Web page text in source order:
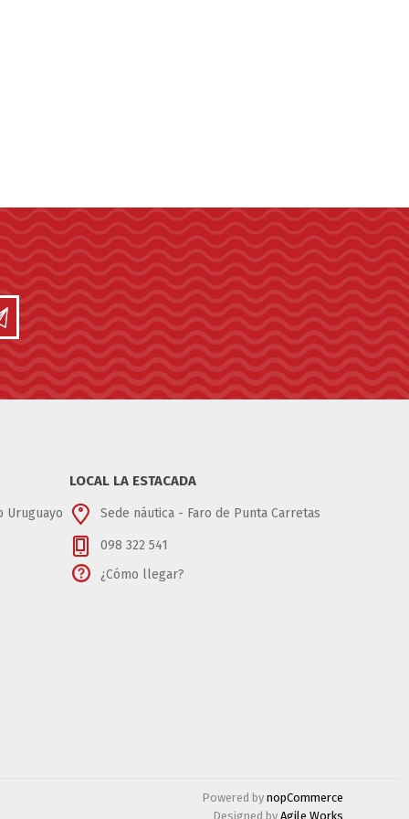
Uruguayo
LOCAL LA ESTACADA
Sede náutica - Faro de Punta Carretas
098 322 541
¿Cómo llegar?
Powered by nopCommerce
Designed by Agile Works